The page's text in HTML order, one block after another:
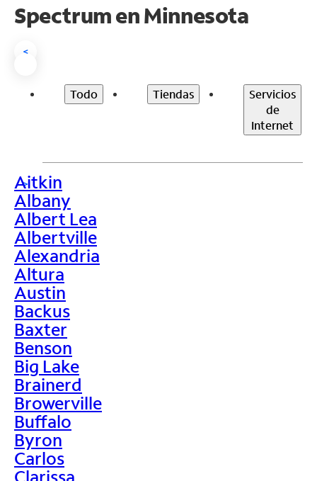
Spectrum enMinnesota
<
Todo Tiendas
Servicios
de
Internet
>
Aitkin
Albany
Albert Lea
Albertville
Alexandria
Altura
Austin
Backus
Baxter
Benson
Big Lake
Brainerd
Browerville
Buffalo
Byron
Carlos
Clarissa